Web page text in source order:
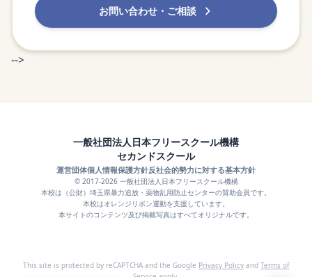
お問い合わせ・ご相談
-->
一般社団法人日本フリースクール機構
セカンドスクール
運営団体個人情報保護方針反社会的勢力に対する基本方針
© 2017-2026 一般社団法人日本フリースクール機構
本校は（公財）埼玉県暴力追放・薬物乱用防止センターの賛助会員です。
本校はオレンジリボン運動を支援しています。
本サイトのコンテンツ及び掲載写真はすべてオリジナルです。
This site is protected by reCAPTCHA and the Google Privacy Policy and Terms of